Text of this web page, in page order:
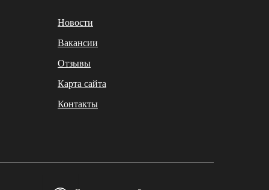
Новости
Вакансии
Отзывы
Карта сайта
Контакты